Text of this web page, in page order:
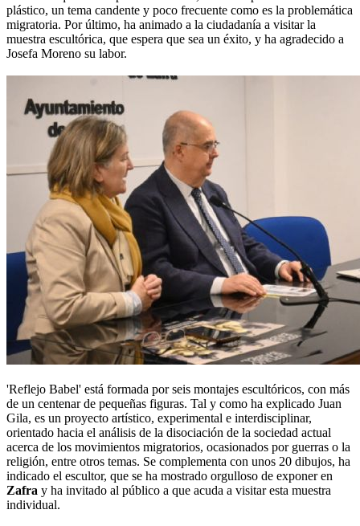
plástico, un tema candente y poco frecuente como es la problemática
migratoria. Por último, ha animado a la ciudadanía a visitar la
muestra escultórica, que espera que sea un éxito, y ha agradecido a
Josefa Moreno su labor.
'Reflejo Babel' está formada por seis montajes escultóricos, con más
de un centenar de pequeñas figuras. Tal y como ha explicado Juan
Gila, es un proyecto artístico, experimental e interdisciplinar,
orientado hacia el análisis de la disociación de la sociedad actual
acerca de los movimientos migratorios, ocasionados por guerras o la
religión, entre otros temas. Se complementa con unos 20 dibujos, ha
indicado el escultor, que se ha mostrado orgulloso de exponer en
Zafra y ha invitado al público a que acuda a visitar esta muestra
individual.